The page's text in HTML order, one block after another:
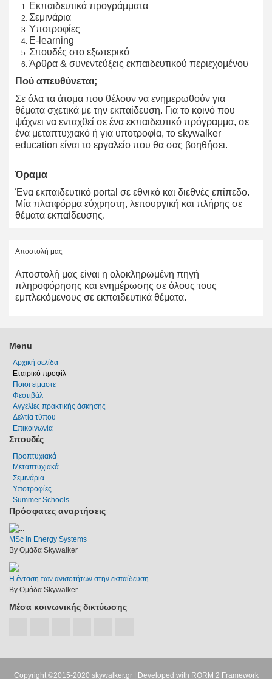
Εκπαιδευτικά προγράμματα
Σεμινάρια
Υποτροφίες
E-learning
Σπουδές στο εξωτερικό
Άρθρα & συνεντεύξεις εκπαιδευτικού περιεχομένου
Πού απευθύνεται;
Σε όλα τα άτομα που θέλουν να ενημερωθούν για
θέματα σχετικά με την εκπαίδευση. Για το κοινό που
ψάχνει να ενταχθεί σε ένα εκπαιδευτικό πρόγραμμα, σε
ένα μεταπτυχιακό ή για υποτροφία, το skywalker
education είναι το εργαλείο που θα σας βοηθήσει.
Όραμα
Ένα εκπαιδευτικό portal σε εθνικό και διεθνές επίπεδο.
Μία πλατφόρμα εύχρηστη, λειτουργική και πλήρης σε
θέματα εκπαίδευσης.
Αποστολή μας
Αποστολή μας είναι η ολοκληρωμένη πηγή
πληροφόρησης και ενημέρωσης σε όλους τους
εμπλεκόμενους σε εκπαιδευτικά θέματα.
Menu
Αρχική σελίδα
Εταιρικό προφίλ
Ποιοι είμαστε
Φεστιβάλ
Αγγελίες πρακτικής άσκησης
Δελτία τύπου
Επικοινωνία
Σπουδές
Προπτυχιακά
Μεταπτυχιακά
Σεμινάρια
Υποτροφίες
Summer Schools
Πρόσφατες αναρτήσεις
MSc in Energy Systems
By Ομάδα Skywalker
Η ένταση των ανισοτήτων στην εκπαίδευση
By Ομάδα Skywalker
Μέσα κοινωνικής δικτύωσης
Copyright ©2015-2020 skywalker.gr| Developed with RORM 2 Framework